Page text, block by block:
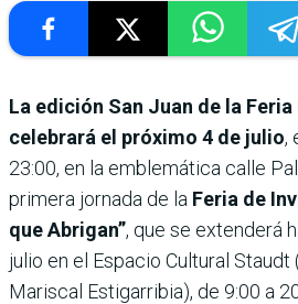
La edición San Juan de la Feria
celebrará el próximo 4 de julio,
23:00, en la emblemática calle
primera jornada de la Feria de
que Abrigan”, que se extenderá
julio en el Espacio Cultural
Mariscal Estigarribia), de 9:00 a